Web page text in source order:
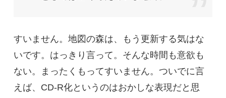
すいません。地図の森は、もう更新する気はな
いです。はっきり言って。そんな時間も意欲も
ない。まったくもってすいません。ついでに言
えば、CD-R化というのはおかしな表現だと思